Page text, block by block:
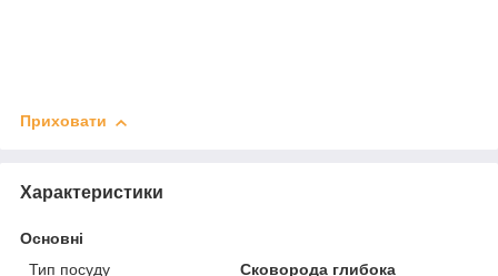
Приховати
Характеристики
Основні
Тип посуду
Сковорода глибока